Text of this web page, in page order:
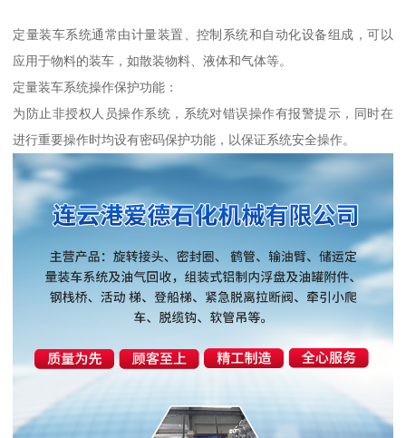
定量装车系统通常由计量装置、控制系统和自动化设备组成，可以
应用于物料的装车，如散装物料、液体和气体等。
定量装车系统操作保护功能：
为防止非授权人员操作系统，系统对错误操作有报警提示，同时在
进行重要操作时均设有密码保护功能，以保证系统安全操作。